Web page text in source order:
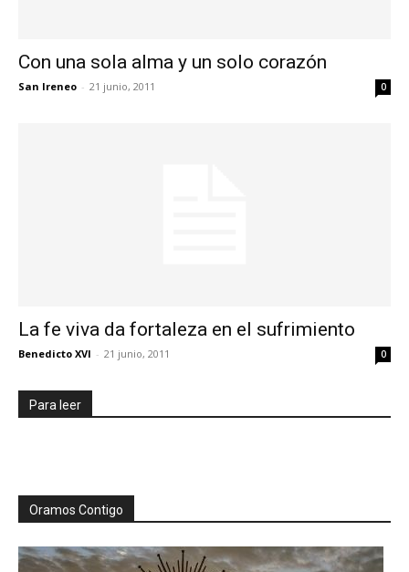
Con una sola alma y un solo corazón
San Ireneo - 21 junio, 2011 0
La fe viva da fortaleza en el sufrimiento
Benedicto XVI - 21 junio, 2011 0
Para leer
Oramos Contigo